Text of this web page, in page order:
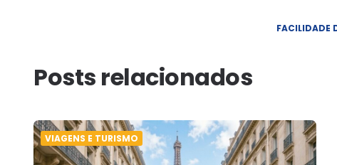
FACILIDADE
Posts relacionados
VIAGENS E TURISMO